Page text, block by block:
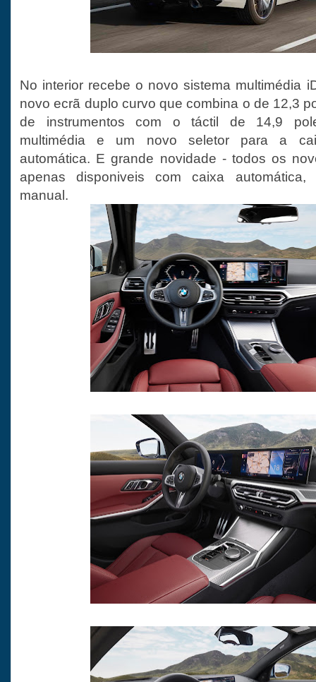
No interior recebe o novo sistema multimédia
novo ecrã duplo curvo que combina o de 12,3
de instrumentos com o táctil de 14,9
multimédia e um novo seletor para a
automática. E grande novidade - todos os
apenas disponiveis com caixa
manual.